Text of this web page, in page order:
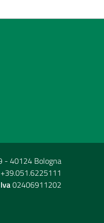
- 40124 Bologna
+39.051.6225111
02406911202